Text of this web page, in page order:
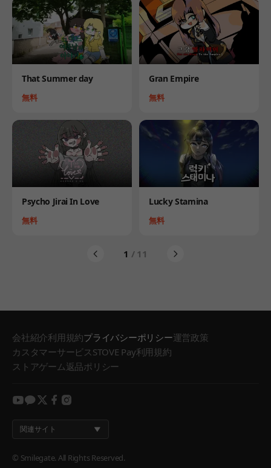
Product
That Summer day
Price
無料
Product
Gran Empire
Price
無料
Product
Psycho Jirai In Love
Price
無料
Product
Lucky Stamina
Price
無料
1 / 11
会社紹介利用規約プライバシーポリシー運営政策
カスタマーサービスSTOVE Pay利用規約
ストアゲーム返品ポリシー
youtube
kakao
twitter
facebook
instagram
関連サイト
© Smilegate. All Rights Reserved.